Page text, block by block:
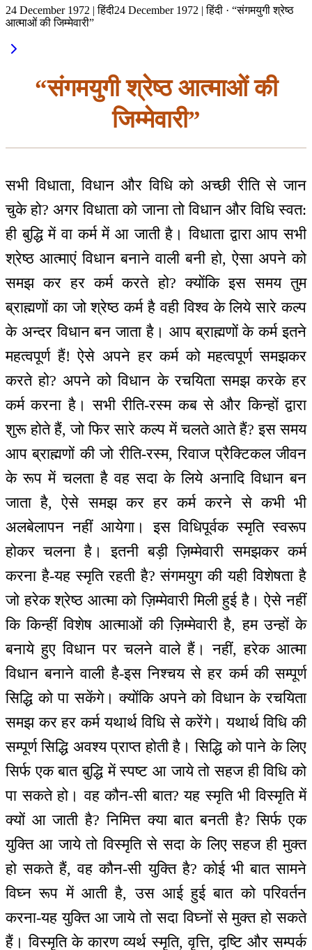
24 December 1972 | हिंदी24 December 1972 | हिंदी · “संगमयुगी श्रेष्ठ
आत्माओं की जिम्मेवारी”
“संगमयुगी श्रेष्ठ आत्माओं की
जिम्मेवारी”
सभी विधाता, विधान और विधि को अच्छी रीति से जान
चुके हो? अगर विधाता को जाना तो विधान और विधि स्वत:
ही बुद्धि में वा कर्म में आ जाती है। विधाता द्वारा आप सभी
श्रेष्ठ आत्माएं विधान बनाने वाली बनी हो, ऐसा अपने को
समझ कर हर कर्म करते हो? क्योंकि इस समय तुम
ब्राह्मणों का जो श्रेष्ठ कर्म है वही विश्व के लिये सारे कल्प
के अन्दर विधान बन जाता है। आप ब्राह्मणों के कर्म इतने
महत्वपूर्ण हैं! ऐसे अपने हर कर्म को महत्वपूर्ण समझकर
करते हो? अपने को विधान के रचयिता समझ करके हर
कर्म करना है। सभी रीति-रस्म कब से और किन्हों द्वारा
शुरू होते हैं, जो फिर सारे कल्प में चलते आते हैं? इस समय
आप ब्राह्मणों की जो रीति-रस्म, रिवाज प्रैक्टिकल जीवन
के रूप में चलता है वह सदा के लिये अनादि विधान बन
जाता है, ऐसे समझ कर हर कर्म करने से कभी भी
अलबेलापन नहीं आयेगा। इस विधिपूर्वक स्मृति स्वरूप
होकर चलना है। इतनी बड़ी ज़िम्मेवारी समझकर कर्म
करना है-यह स्मृति रहती है? संगमयुग की यही विशेषता है
जो हरेक श्रेष्ठ आत्मा को ज़िम्मेवारी मिली हुई है। ऐसे नहीं
कि किन्हीं विशेष आत्माओं की ज़िम्मेवारी है, हम उन्हों के
बनाये हुए विधान पर चलने वाले हैं। नहीं, हरेक आत्मा
विधान बनाने वाली है-इस निश्चय से हर कर्म की सम्पूर्ण
सिद्धि को पा सकेंगे। क्योंकि अपने को विधान के रचयिता
समझ कर हर कर्म यथार्थ विधि से करेंगे। यथार्थ विधि की
सम्पूर्ण सिद्धि अवश्य प्राप्त होती है। सिद्धि को पाने के लिए
सिर्फ एक बात बुद्धि में स्पष्ट आ जाये तो सहज ही विधि को
पा सकते हो। वह कौन-सी बात? यह स्मृति भी विस्मृति में
क्यों आ जाती है? निमित्त क्या बात बनती है? सिर्फ एक
युक्ति आ जाये तो विस्मृति से सदा के लिए सहज ही मुक्त
हो सकते हैं, वह कौन-सी युक्ति है? कोई भी बात सामने
विघ्न रूप में आती है, उस आई हुई बात को परिवर्तन
करना-यह युक्ति आ जाये तो सदा विघ्नों से मुक्त हो सकते
हैं। विस्मृति के कारण व्यर्थ स्मृति, वृत्ति, दृष्टि और सम्पर्क